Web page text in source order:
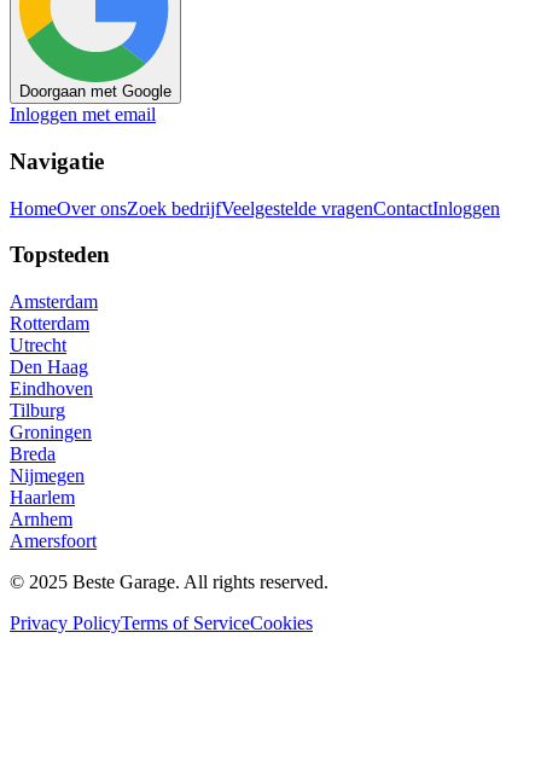
Doorgaan met Google
Inloggen met email
Navigatie
HomeOver onsZoek bedrijfVeelgestelde vragenContactInloggen
Topsteden
Amsterdam
Rotterdam
Utrecht
Den Haag
Eindhoven
Tilburg
Groningen
Breda
Nijmegen
Haarlem
Arnhem
Amersfoort
© 2025 Beste Garage. All rights reserved.
Privacy PolicyTerms of ServiceCookies